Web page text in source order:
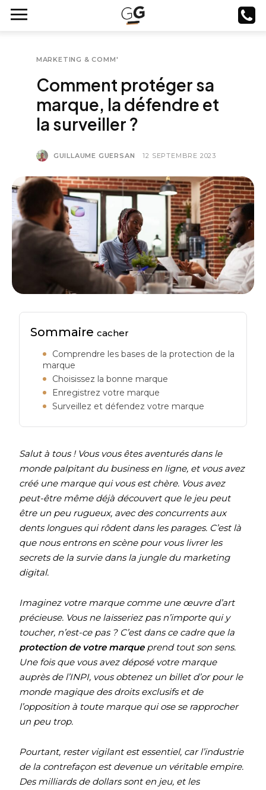
MARKETING & COMM'
Comment protéger sa
marque, la défendre et
la surveiller ?
GUILLAUME GUERSAN 12 SEPTEMBRE 2023
Sommairecacher
Comprendre les bases de la protection de la
marque
Choisissez la bonne marque
Enregistrez votre marque
Surveillez et défendez votre marque
Salut à tous ! Vous vous êtes aventurés dans le
monde palpitant du business en ligne, et vous avez
créé une marque qui vous est chère. Vous avez
peut-être même déjà découvert que le jeu peut
être un peu rugueux, avec des concurrents aux
dents longues qui rôdent dans les parages. C’est là
que nous entrons en scène pour vous livrer les
secrets de la survie dans la jungle du marketing
digital.
Imaginez votre marque comme une œuvre d’art
précieuse. Vous ne laisseriez pas n’importe qui y
toucher, n’est-ce pas ? C’est dans ce cadre que la
protection de votre marqueprend tout son sens.
Une fois que vous avez déposé votre marque
auprès de l’INPI, vous obtenez un billet d’or pour le
monde magique des droits exclusifs et de
l’opposition à toute marque qui ose se rapprocher
un peu trop.
Pourtant, rester vigilant est essentiel, car l’industrie
de la contrefaçon est devenue un véritable empire.
Des milliards de dollars sont en jeu, et les